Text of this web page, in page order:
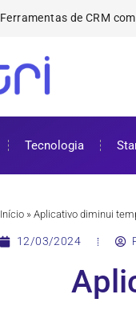
Ferramentas de E-mail M
ProUni: como funciona e
Cursos gratuitos online:
ENEM 2025: datas,
Tecnologia
Início » Aplicativo diminui
12/03/2024